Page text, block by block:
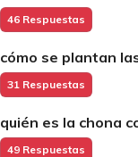
46 Respuestas
cómo se plantan
31 Respuestas
quién es la chona
49 Respuestas